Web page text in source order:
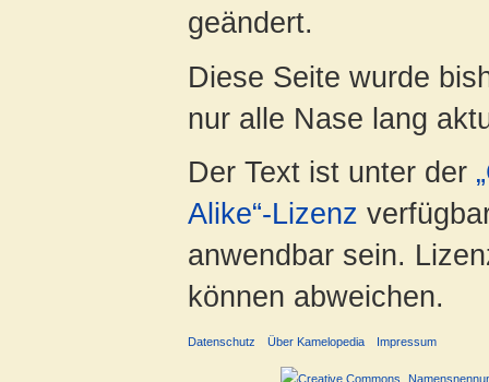
geändert.
Diese Seite wurde
nur alle Nase lang
Der Text ist unter der
Alike“-Lizenz
anwendbar sein.
können abweichen.
Datenschutz Über Kamelopedia Impressum